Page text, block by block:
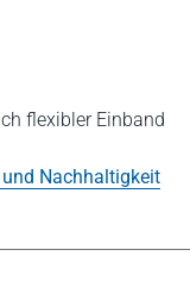
flexibler Einband
Nachhaltigkeit